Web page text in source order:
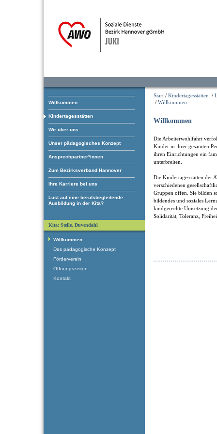
Willkommen
Kindertagesstätten
Wir über uns
Unser pädagogisches Konzept
Ansprechpartner*innen
Zum Bezirksverband Hannover
Ihre Karriere bei uns
Lust auf eine berufsbegleitende
Ausbildung in der Kita?
Start / Kindertagesstätten /
/ Willkommen
Willkommen
Die Arbeiterwohlfahrt
Kinder in ihrer gesamten
ihren Einrichtungen ein
unterbreiten.
Die Kindertagesstätten der
verschiedenen
Gruppen offen. Sie bilden
bildendes und soziales
kindgerechte Umsetzung
Solidarität, Toleranz,
Kita: Stelle, Duvendahl
Willkommen
Das pädagogische Konzept
Förderverein
Öffnungszeiten
Kontakt